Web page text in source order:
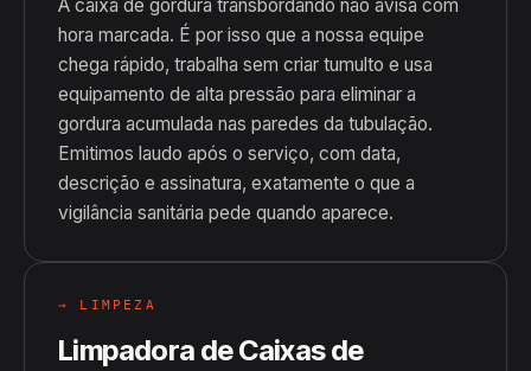
A caixa de gordura transbordando não avisa com
hora marcada. É por isso que a nossa equipe
chega rápido, trabalha sem criar tumulto e usa
equipamento de alta pressão para eliminar a
gordura acumulada nas paredes da tubulação.
Emitimos laudo após o serviço, com data,
descrição e assinatura, exatamente o que a
vigilância sanitária pede quando aparece.
→ LIMPEZA
Limpadora de Caixas de